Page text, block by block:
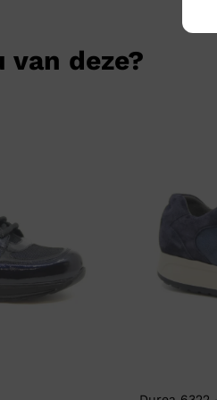
van deze?